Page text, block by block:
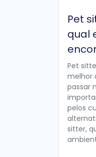
Pet
qual
Pet
melhor
passar
pelos
sitter,